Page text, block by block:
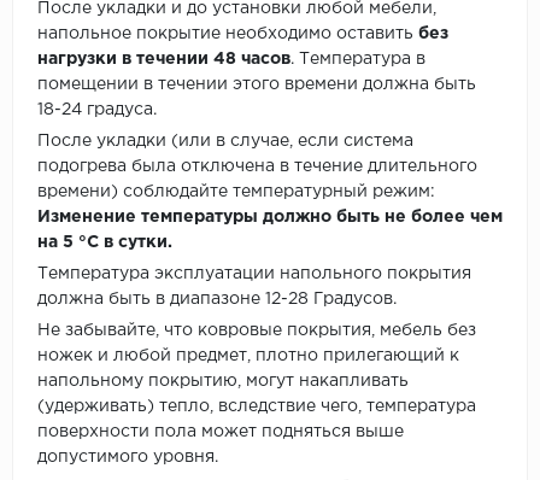
После укладки и до установки любой мебели,
напольное покрытие необходимо оставить без
нагрузки в течении 48 часов. Температура в
помещении в течении этого времени должна быть
18-24 градуса.
После укладки (или в случае, если система
подогрева была отключена в течение длительного
времени) соблюдайте температурный режим:
Изменение температуры должно быть не более чем
на 5 °C в сутки.
Температура эксплуатации напольного покрытия
должна быть в диапазоне 12-28 Градусов.
Не забывайте, что ковровые покрытия, мебель без
ножек и любой предмет, плотно прилегающий к
напольному покрытию, могут накапливать
(удерживать) тепло, вследствие чего, температура
поверхности пола может подняться выше
допустимого уровня.